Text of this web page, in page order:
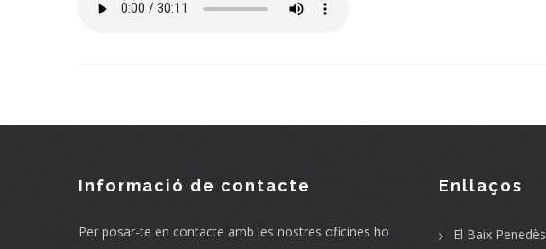
file
Informació de contacte
Per posar-te en contacte amb les nostres oficines ho
Enllaços
El Baix Penedès